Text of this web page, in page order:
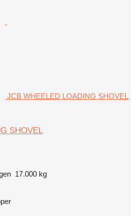
JCB WHEELED LOADING SHOVEL
SHOVEL
17.000 kg